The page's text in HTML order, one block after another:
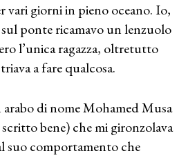
vari giorni in pieno oceano. Io,
ponte ricamavo un lenzuolo
l’unica ragazza, oltretutto
a fare qualcosa.
arabo di nome Mohamed Musa
bene) che mi gironzolava
suo comportamento che